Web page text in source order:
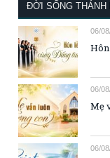
ĐỜI SỐNG THÁNH
06/
06/
Mẹ
06/